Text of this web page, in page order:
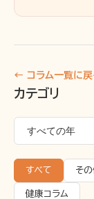
← コラム一覧に戻
カテゴリ
すべて そ
健康コラム